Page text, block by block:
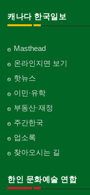
캐나다 한국일보
Masthead
온라인지면 보기
핫뉴스
이민·유학
부동산·재정
주간한국
업소록
찾아오시는 길
한인 문화예술 연합